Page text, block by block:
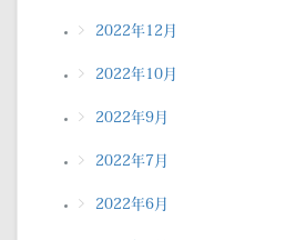
2022年12月
2022年10月
2022年9月
2022年7月
2022年6月